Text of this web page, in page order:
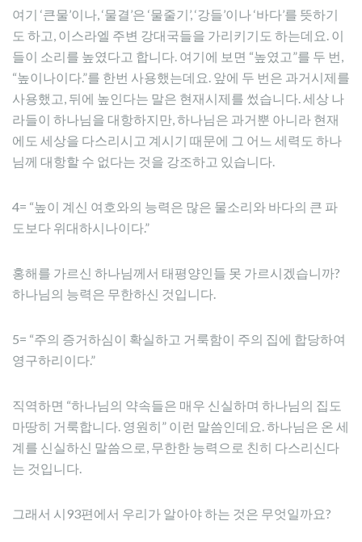
여기 ‘큰물’이나, ‘물결’은 ‘물줄기’, ‘강들’이나 ‘바다’를 뜻하기
도 하고, 이스라엘 주변 강대국들을 가리키기도 하는데요. 이
들이 소리를 높였다고 합니다. 여기에 보면 “높였고”를 두 번,
“높이나이다.”를 한번 사용했는데요. 앞에 두 번은 과거시제를
사용했고, 뒤에 높인다는 말은 현재시제를 썼습니다. 세상 나
라들이 하나님을 대항하지만, 하나님은 과거뿐 아니라 현재
에도 세상을 다스리시고 계시기 때문에 그 어느 세력도 하나
님께 대항할 수 없다는 것을 강조하고 있습니다.
4= “높이 계신 여호와의 능력은 많은 물소리와 바다의 큰 파
도보다 위대하시나이다.”
홍해를 가르신 하나님께서 태평양인들 못 가르시겠습니까?
하나님의 능력은 무한하신 것입니다.
5= “주의 증거하심이 확실하고 거룩함이 주의 집에 합당하여
영구하리이다.”
직역하면 “하나님의 약속들은 매우 신실하며 하나님의 집도
마땅히 거룩합니다. 영원히” 이런 말씀인데요. 하나님은 온 세
계를 신실하신 말씀으로, 무한한 능력으로 친히 다스리신다
는 것입니다.
그래서 시93편에서 우리가 알아야 하는 것은 무엇일까요?